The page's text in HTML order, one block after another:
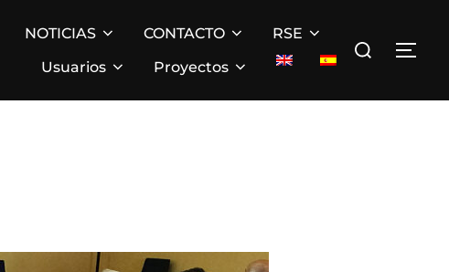
NOTICIAS CONTACTO
RSE
Usuarios
Proyectos
Buscar: